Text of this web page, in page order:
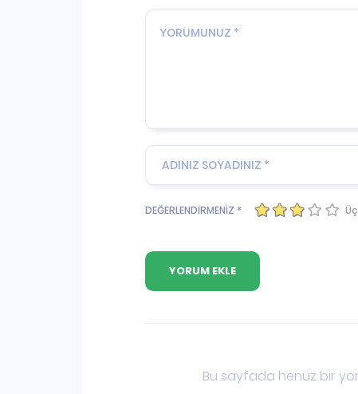
DEĞERLENDİRMENİZ * Üç
Bu sayfada henüz bir